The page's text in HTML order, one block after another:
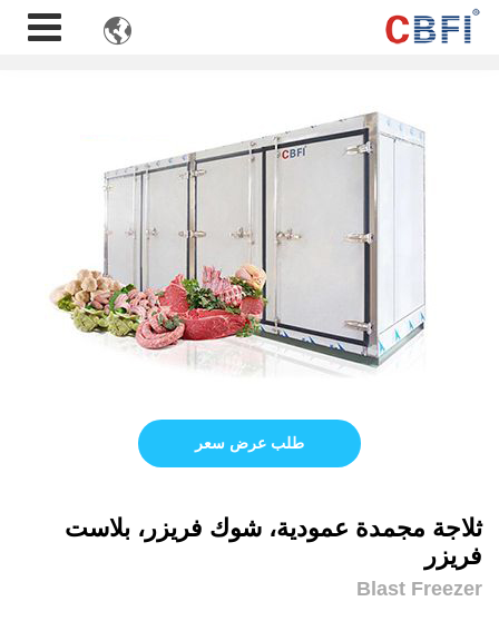

طلب عرض سعر
ثلاجة مجمدة عمودية، شوك فريزر، بلاست
فريزر
Blast Freezer